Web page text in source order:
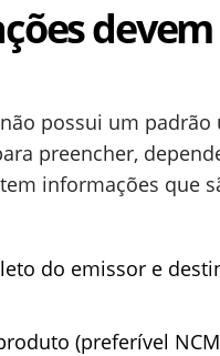
possui um
preencher,
informações que
do emissor e
(preferível